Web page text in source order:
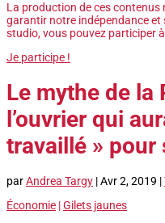
La production de ces contenus
garantir notre indépendance
studio, vous pouvez participer
Je participe !
Le mythe de la
l’ouvrier qui
travaillé » pour
parAndrea Targy |Avr 2, 2019 |
Économie |Gilets jaunes